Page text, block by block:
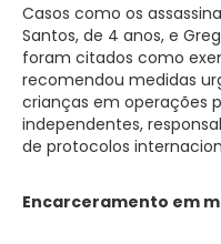
Casos como os
Santos, de 4 anos, e
foram citados como
recomendou medidas
crianças em operações
independentes,
de protocolos
Encarceramento em